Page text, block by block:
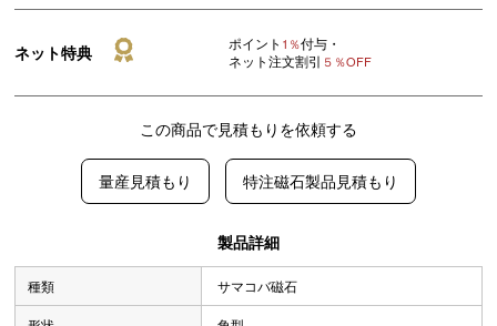
ネット特典 ポイント 1％付与・
ネット注文割引 ５％OFF
この商品で見積もりを依頼する
量産見積もり 特注磁石製品見積もり
製品詳細
種類 サマコバ磁石